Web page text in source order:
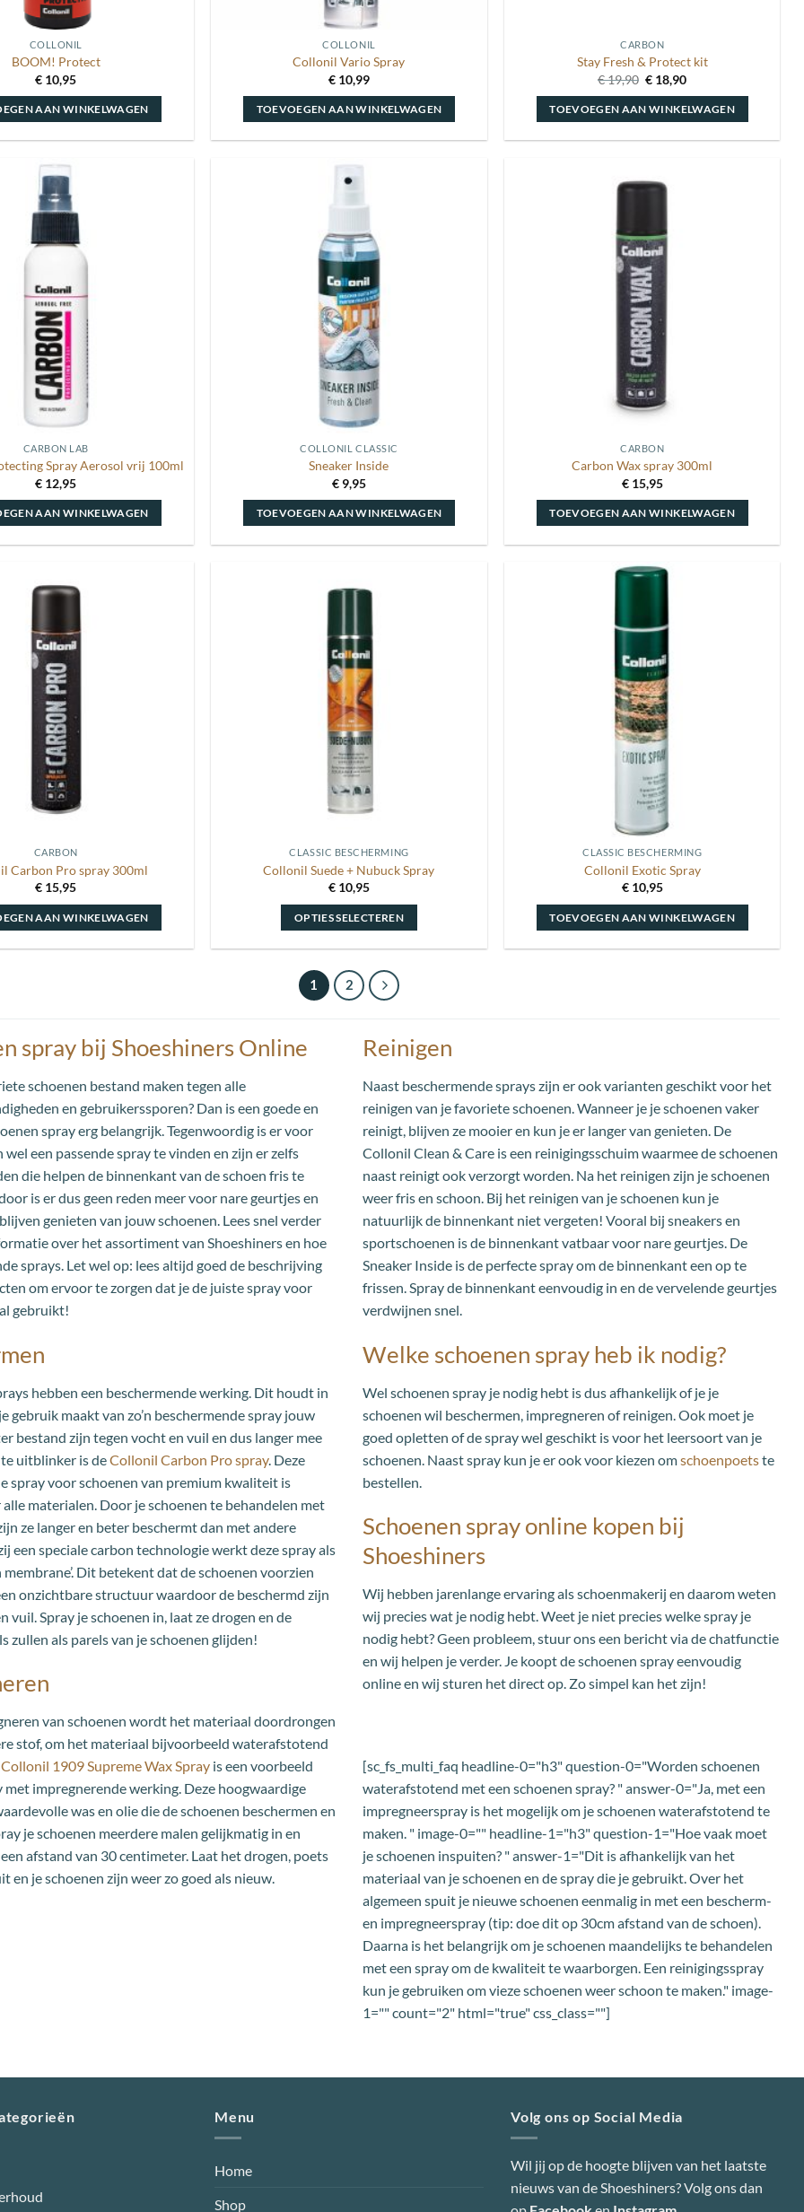
COLLONIL
BOOM! Protect
€ 10,95
AAN WINKELWAGEN
COLLONIL
Collonil Vario Spray
€10,99
TOEVOEGEN AAN WINKELWAGEN
CARBON
Stay Fresh & Protect kit
€19,90 Oorspronkelijke
prijs
was:
€ 19,90.
€ 18,90Huidige
is:
€ 18,90.
TOEVOEGEN AAN WINKELWAGEN
CARBON LAB
Spray Aerosol vrij 100ml
€ 12,95
AAN WINKELWAGEN
COLLONIL CLASSIC
Sneaker Inside
€9,95
TOEVOEGEN AAN WINKELWAGEN
CARBON
Carbon Wax spray 300ml
€15,95
TOEVOEGEN AAN WINKELWAGEN
CARBON
Carbon Pro spray 300ml
€ 15,95
AAN WINKELWAGEN
CLASSIC BESCHERMING
Collonil Suede + Nubuck Spray
€10,95
OPTIES SELECTEREN
heeft
meerdere
Deze
kan
gekozen
worden
productpagina
CLASSIC BESCHERMING
Collonil Exotic Spray
€10,95
TOEVOEGEN AAN WINKELWAGEN
1 2
spray bij Shoeshiners Online
schoenen bestand maken tegen alle
en gebruikerssporen? Dan is een goede en
spray erg belangrijk. Tegenwoordig is er voor
wel een passende spray te vinden en zijn er zelfs
die helpen de binnenkant van de schoen fris te
is er dus geen reden meer voor nare geurtjes en
genieten van jouw schoenen. Lees snel verder
over het assortiment van Shoeshiners en hoe
sprays. Let wel op: lees altijd goed de beschrijving
om ervoor te zorgen dat je de juiste spray voor
gebruikt!
hebben een beschermende werking. Dit houdt in
gebruik maakt van zo’n beschermende spray jouw
bestand zijn tegen vocht en vuil en dus langer mee
uitblinker is deCollonil Carbon Pro spray. Deze
spray voor schoenen van premium kwaliteit is
materialen. Door je schoenen te behandelen met
ze langer en beter beschermt dan met andere
een speciale carbon technologie werkt deze spray als
membrane’. Dit betekent dat de schoenen voorzien
onzichtbare structuur waardoor de beschermd zijn
vuil. Spray je schoenen in, laat ze drogen en de
zullen als parels van je schoenen glijden!
van schoenen wordt het materiaal doordrongen
stof, om het materiaal bijvoorbeeld waterafstotend
Collonil 1909 Supreme Wax Spray is een voorbeeld
met impregnerende werking. Deze hoogwaardige
was en olie die de schoenen beschermen en
je schoenen meerdere malen gelijkmatig in en
afstand van 30 centimeter. Laat het drogen, poets
en je schoenen zijn weer zo goed als nieuw.
Reinigen
Naast beschermende sprays zijn er ook varianten geschikt voor het
reinigen van je favoriete schoenen. Wanneer je je schoenen vaker
reinigt, blijven ze mooier en kun je er langer van genieten. De
Collonil Clean & Care is een reinigingsschuim waarmee de schoenen
naast reinigt ook verzorgt worden. Na het reinigen zijn je schoenen
weer fris en schoon. Bij het reinigen van je schoenen kun je
natuurlijk de binnenkant niet vergeten! Vooral bij sneakers en
sportschoenen is de binnenkant vatbaar voor nare geurtjes. De
Sneaker Inside is de perfecte spray om de binnenkant een op te
frissen. Spray de binnenkant eenvoudig in en de vervelende geurtjes
verdwijnen snel.
Welke schoenen spray heb ik nodig?
Wel schoenen spray je nodig hebt is dus afhankelijk of je je
schoenen wil beschermen, impregneren of reinigen. Ook moet je
goed opletten of de spray wel geschikt is voor het leersoort van je
schoenen. Naast spray kun je er ook voor kiezen omschoenpoetste
bestellen.
Schoenen spray online kopen bij
Shoeshiners
Wij hebben jarenlange ervaring als schoenmakerij en daarom weten
wij precies wat je nodig hebt. Weet je niet precies welke spray je
nodig hebt? Geen probleem, stuur ons een bericht via de chatfunctie
en wij helpen je verder. Je koopt de schoenen spray eenvoudig
online en wij sturen het direct op. Zo simpel kan het zijn!
[sc_fs_multi_faq headline-0="h3" question-0="Worden schoenen
waterafstotend met een schoenen spray? " answer-0="Ja, met een
impregneerspray is het mogelijk om je schoenen waterafstotend te
maken. " image-0="" headline-1="h3" question-1="Hoe vaak moet
je schoenen inspuiten? " answer-1="Dit is afhankelijk van het
materiaal van je schoenen en de spray die je gebruikt. Over het
algemeen spuit je nieuwe schoenen eenmalig in met een bescherm-
en impregneerspray (tip: doe dit op 30cm afstand van de schoen).
Daarna is het belangrijk om je schoenen maandelijks te behandelen
met een spray om de kwaliteit te waarborgen. Een reinigingsspray
kun je gebruiken om vieze schoenen weer schoon te maken." image-
1="" count="2" html="true" css_class=""]
Menu
Home
Shop
Volg ons op Social Media
Wil jij op de hoogte blijven van het laatste
nieuws van de Shoeshiners? Volg ons dan